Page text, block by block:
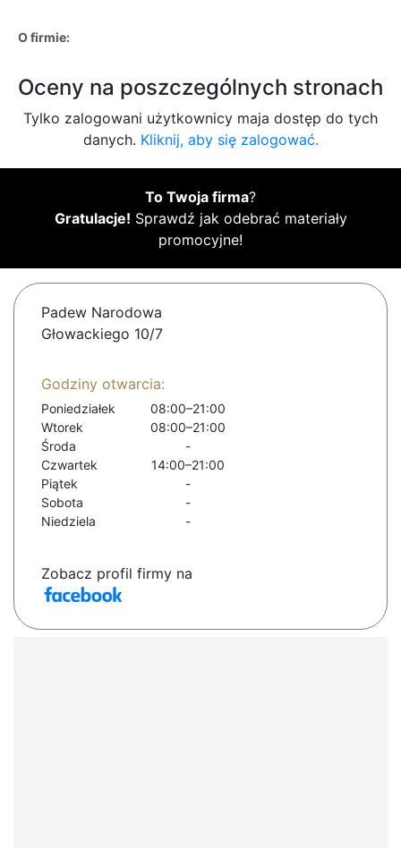
O firmie:
Oceny na poszczególnych stronach
Tylko zalogowani użytkownicy maja dostęp do tych
danych. Kliknij, aby się zalogować.
To Twoja firma?
Gratulacje! Sprawdź jak odebrać materiały
promocyjne!
Padew Narodowa
Głowackiego 10/7
Godziny otwarcia:
Poniedziałek
08:00–21:00
Wtorek
08:00–21:00
Środa
-
Czwartek
14:00–21:00
Piątek
-
Sobota
-
Niedziela
-
Zobacz profil firmy na